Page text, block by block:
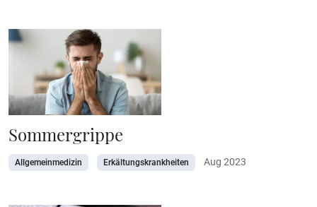
Sommergrippe
Allgemeinmedizin Erkältungskrankheiten Aug 2023